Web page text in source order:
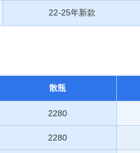
22-25年新款
散瓶
2280
2280